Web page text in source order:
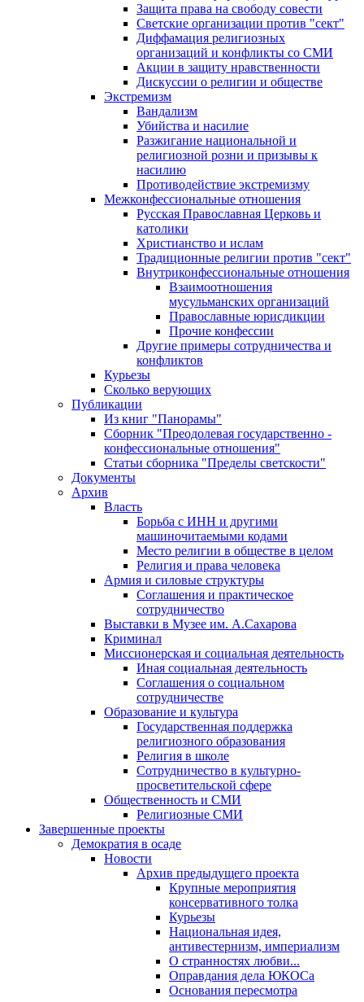
Защита права на свободу совести
Светские организации против "сект"
Диффамация религиозных
организаций и конфликты со СМИ
Акции в защиту нравственности
Дискуссии о религии и обществе
Экстремизм
Вандализм
Убийства и насилие
Разжигание национальной и
религиозной розни и призывы к
насилию
Противодействие экстремизму
Межконфессиональные отношения
Русская Православная Церковь и
католики
Христианство и ислам
Традиционные религии против "сект"
Внутриконфессиональные отношения
Взаимоотношения
мусульманских организаций
Православные юрисдикции
Прочие конфессии
Другие примеры сотрудничества и
конфликтов
Курьезы
Сколько верующих
Публикации
Из книг "Панорамы"
Сборник "Преодолевая государственно -
конфессиональные отношения"
Статьи сборника "Пределы светскости"
Документы
Архив
Власть
Борьба с ИНН и другими
машиночитаемыми кодами
Место религии в обществе в целом
Религия и права человека
Армия и силовые структуры
Соглашения и практическое
сотрудничество
Выставки в Музее им. А.Сахарова
Криминал
Миссионерская и социальная деятельность
Иная социальная деятельность
Соглашения о социальном
сотрудничестве
Образование и культура
Государственная поддержка
религиозного образования
Религия в школе
Сотрудничество в культурно-
просветительской сфере
Общественность и СМИ
Религиозные СМИ
Завершенные проекты
Демократия в осаде
Новости
Архив предыдущего проекта
Крупные мероприятия
консервативного толка
Курьезы
Национальная идея,
антивестернизм, империализм
О странностях любви...
Оправдания дела ЮКОСа
Основания пересмотра